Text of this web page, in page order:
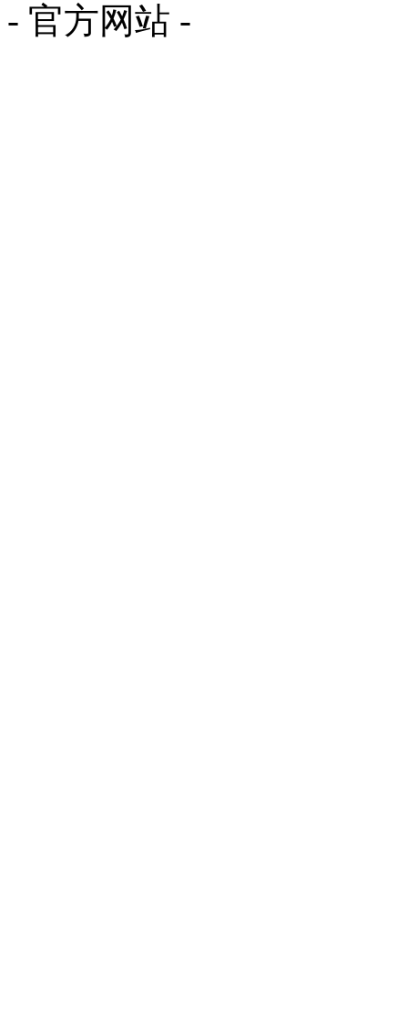
- 官方网站 -